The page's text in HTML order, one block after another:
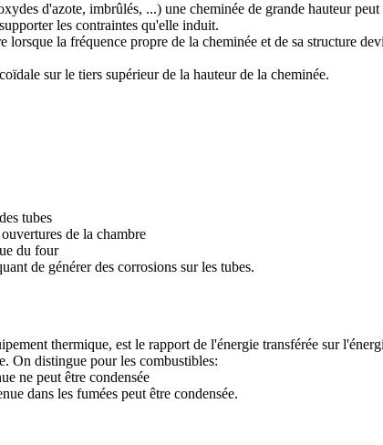
d'azote, imbrûlés, ...) une cheminée de grande hauteur peut
les contraintes qu'elle induit.
la fréquence propre de la cheminée et de sa structure
sur le tiers supérieur de la hauteur de la cheminée.
tubes
de la chambre
du four
de générer des corrosions sur les tubes.
thermique, est le rapport de l'énergie transférée sur
On distingue pour les combustibles:
ne peut être condensée
dans les fumées peut être condensée.